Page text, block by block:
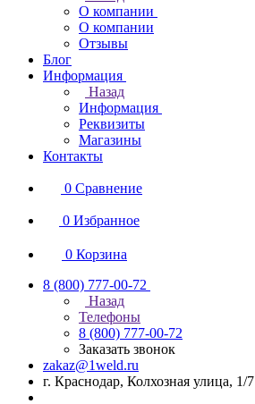
О компании
О компании
Отзывы
Блог
Информация
Назад
Информация
Реквизиты
Магазины
Контакты
0 Сравнение
0 Избранное
0 Корзина
8 (800) 777-00-72
Назад
Телефоны
8 (800) 777-00-72
Заказать звонок
zakaz@1weld.ru
г. Краснодар, Колхозная улица, 1/7